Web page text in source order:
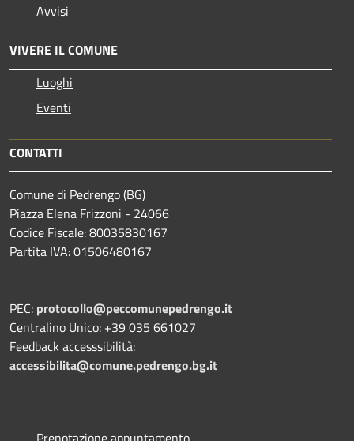
Avvisi
VIVERE IL COMUNE
Luoghi
Eventi
CONTATTI
Comune di Pedrengo (BG)
Piazza Elena Frizzoni - 24066
Codice Fiscale: 80035830167
Partita IVA: 01506480167
PEC: protocollo@peccomunepedrengo.it
Centralino Unico: +39 035 661027
Feedback accesssibilità:
accessibilita@comune.pedrengo.bg.it